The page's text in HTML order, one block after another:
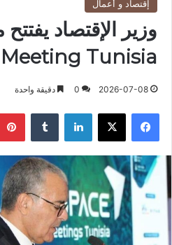
إقتصاد و أعمال
وزير الإقتصاد
Tunisia
2026-07-08
0 دقيقة واحدة
فيسبوك X لينكدإن